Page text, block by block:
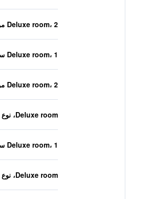
Deluxe room، 2 من أسرّة الكوين
Deluxe room، 1 سرير كينغ
Deluxe room، 2 من أسرّة الكوين
Deluxe room، نوع السرير غير معروف
Deluxe room، 1 سرير كينغ
Deluxe room، نوع السرير غير معروف